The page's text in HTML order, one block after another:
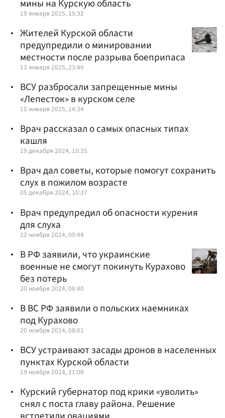
мины на Курскую область
19 января 2025, 15:32
Жителей Курской области
предупредили о минировании
местности после разрыва боеприпаса
13 января 2025, 23:46
ВСУ разбросали запрещенные мины
«Лепесток» в курском селе
10 января 2025, 14:34
Врач рассказал о самых опасных типах
кашля
19 декабря 2024, 10:35
Врач дал советы, которые помогут сохранить
слух в пожилом возрасте
05 декабря 2024, 10:37
Врач предупредил об опасности курения
для слуха
22 ноября 2024, 09:44
В РФ заявили, что украинские
военные не смогут покинуть Курахово
без потерь
20 ноября 2024, 08:40
В ВС РФ заявили о польских наемниках
под Курахово
20 ноября 2024, 08:01
ВСУ устраивают засады дронов в населенных
пунктах Курской области
19 ноября 2024, 21:08
Курский губернатор под крики «уволить»
снял с поста главу района. Решение